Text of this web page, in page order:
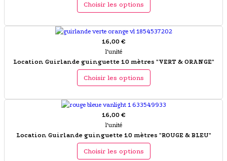
Choisir les options
16,00 €
l'unité
Location Guirlande guinguette 10 mètres "VERT & ORANGE"
Choisir les options
16,00 €
l'unité
Location Guirlande guinguette 10 mètres "ROUGE & BLEU"
Choisir les options